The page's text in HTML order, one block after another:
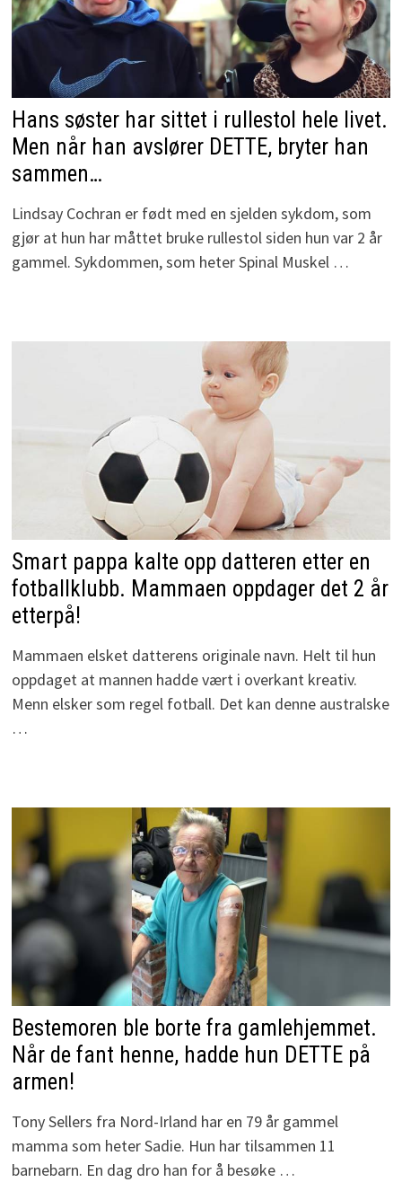
Hans søster har sittet i rullestol hele livet.
Men når han avslører DETTE, bryter han
sammen…
Lindsay Cochran er født med en sjelden sykdom, som
gjør at hun har måttet bruke rullestol siden hun var 2 år
gammel. Sykdommen, som heter Spinal Muskel …
Smart pappa kalte opp datteren etter en
fotballklubb. Mammaen oppdager det 2 år
etterpå!
Mammaen elsket datterens originale navn. Helt til hun
oppdaget at mannen hadde vært i overkant kreativ.
Menn elsker som regel fotball. Det kan denne australske
…
Bestemoren ble borte fra gamlehjemmet.
Når de fant henne, hadde hun DETTE på
armen!
Tony Sellers fra Nord-Irland har en 79 år gammel
mamma som heter Sadie. Hun har tilsammen 11
barnebarn. En dag dro han for å besøke …